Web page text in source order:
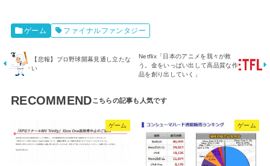
ゲーム ファイナルファンタジー
【悲報】プロ野球開幕見通し立たな
い
Netflix「日本のアニメを我々が救
う。金をいっぱい出して高品質な作
品を創り出していく」
RECOMMEND
ゲーム ゲーム